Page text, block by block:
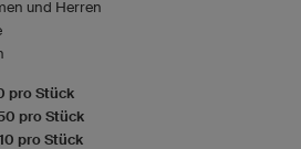
und Herren
pro Stück
pro Stück
pro Stück